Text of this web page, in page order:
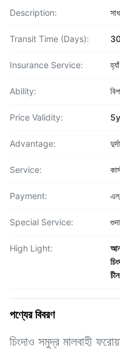
Description:
Transit Time (Days):
Insurance Service: হ্যাঁ
Ability:
Price Validity:
Advantage:
Service:
Payment:
Special Service:
High Light:
পণ্যের বিবরণ
চিংদাও সমুদ্র মালবাহী